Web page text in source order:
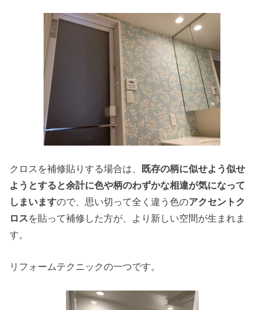
クロスを補修貼りする場合は、
既存の柄に似せよう似せ
ようとすると余計に色や柄のわずかな相違が気になって
しまいますので、思い切って全く違う色のアクセントク
ロスを貼って補修した方が、より新しい空間が生まれま
す。
リフォームテクニックの一つです。